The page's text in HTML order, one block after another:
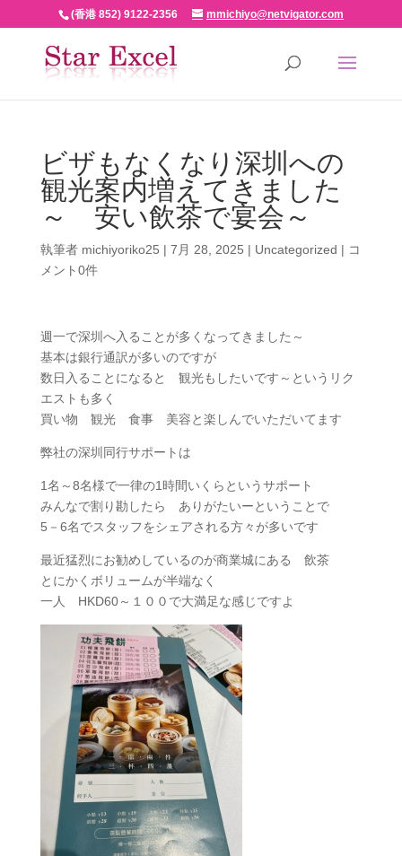
(香港 852) 9122-2356 mmichiyo@netvigator.com
ビザもなくなり深圳への
観光案内増えてきました
～ 安い飲茶で宴会～
執筆者 michiyoriko25 | 7月 28, 2025 | Uncategorized | コ
メント0件
週一で深圳へ入ることが多くなってきました～
基本は銀行通訳が多いのですが
数日入ることになると 観光もしたいです～というリク
エストも多く
買い物 観光 食事 美容と楽しんでいただいてます
弊社の深圳同行サポートは
1名～8名様で一律の1時間いくらというサポート
みんなで割り勘したら ありがたいーということで
5－6名でスタッフをシェアされる方々が多いです
最近猛烈にお勧めしているのが商業城にある 飲茶
とにかくボリュームが半端なく
一人 HKD60～１００で大満足な感じですよ